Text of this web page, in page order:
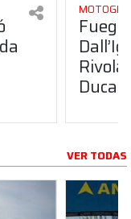
MOTOGP
Ducati
VER TODAS